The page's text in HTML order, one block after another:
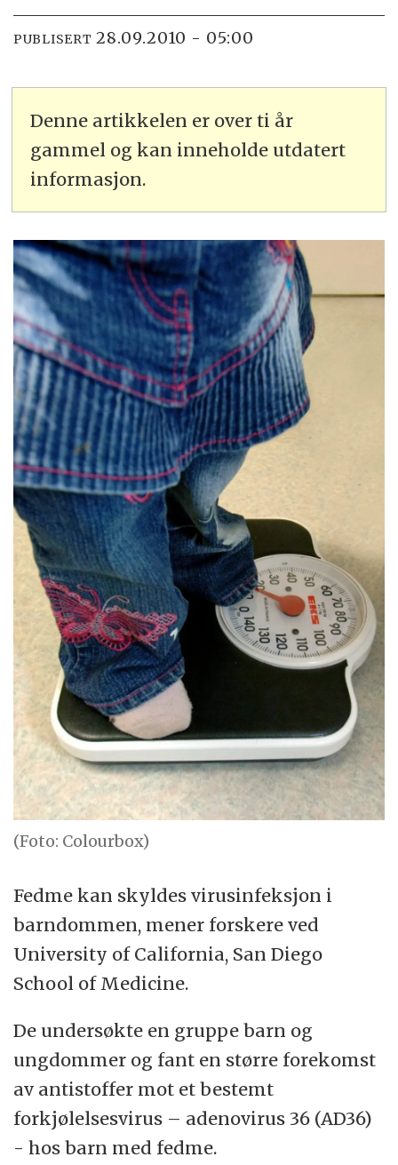
PUBLISERT 28.09.2010 - 05:00
Denne artikkelen er over ti år
gammel og kan inneholde utdatert
informasjon.
(Foto: Colourbox)
Fedme kan skyldes virusinfeksjon i
barndommen, mener forskere ved
University of California, San Diego
School of Medicine.
De undersøkte en gruppe barn og
ungdommer og fant en større forekomst
av antistoffer mot et bestemt
forkjølelsesvirus – adenovirus 36 (AD36)
- hos barn med fedme.